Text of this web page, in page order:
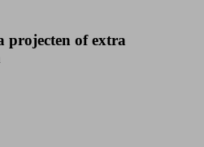
projecten of extra